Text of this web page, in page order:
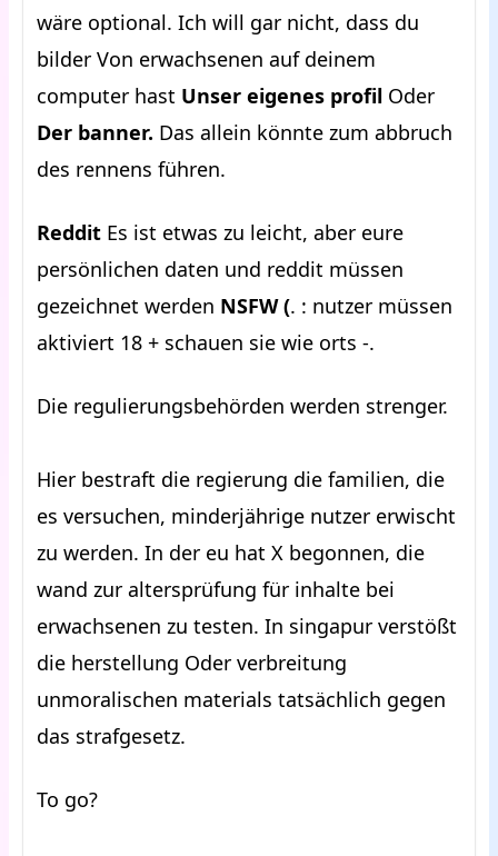
wäre optional. Ich will gar nicht, dass du
bilder Von erwachsenen auf deinem
computer hast Unser eigenes profil Oder
Der banner. Das allein könnte zum abbruch
des rennens führen.
Reddit Es ist etwas zu leicht, aber eure
persönlichen daten und reddit müssen
gezeichnet werden NSFW (. : nutzer müssen
aktiviert 18 + schauen sie wie orts -.
Die regulierungsbehörden werden strenger.
Hier bestraft die regierung die familien, die
es versuchen, minderjährige nutzer erwischt
zu werden. In der eu hat X begonnen, die
wand zur altersprüfung für inhalte bei
erwachsenen zu testen. In singapur verstößt
die herstellung Oder verbreitung
unmoralischen materials tatsächlich gegen
das strafgesetz.
To go?